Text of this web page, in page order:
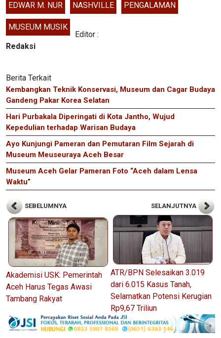
EDWAR M. NUR
NASHVILLE PENGALAMAN
MUSEUM MUSIK
Editor :
Redaksi
Berita Terkait
Kembangkan Teknik Konservasi, Museum dan Cagar Budaya
Gandeng Pakar Korea Selatan
Hari Purbakala Diperingati di Kota Jantho, Wujud
Kepedulian terhadap Warisan Budaya
Ayo Kunjungi Pameran dan Pemutaran Film Sejarah di
Museum Meuseuraya Aceh Besar
Museum Aceh Gelar Pameran Foto “Aceh dalam Lensa
Waktu”
SEBELUMNYA
Akademisi USK: Pemerintah
Aceh Harus Tegas Awasi
Tambang Rakyat
SELANJUTNYA
ATR/BPN Selesaikan 3.019
dari 6.015 Kasus Tanah,
Selamatkan Potensi Kerugian
Rp9,67 Triliun